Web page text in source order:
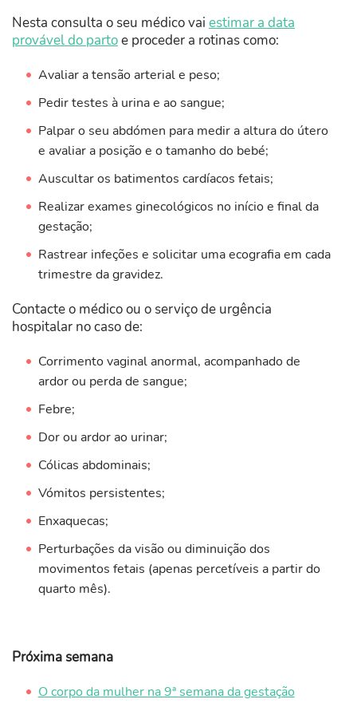
Nesta consulta o seu médico vai estimar a data
provável do partoe proceder a rotinas como:
Avaliar a tensão arterial e peso;
Pedir testes à urina e ao sangue;
Palpar o seu abdómen para medir a altura do útero
e avaliar a posição e o tamanho do bebé;
Auscultar os batimentos cardíacos fetais;
Realizar exames ginecológicos no início e final da
gestação;
Rastrear infeções e solicitar uma ecografia em cada
trimestre da gravidez.
Contacte o médico ou o serviço de urgência
hospitalar no caso de:
Corrimento vaginal anormal, acompanhado de
ardor ou perda de sangue;
Febre;
Dor ou ardor ao urinar;
Cólicas abdominais;
Vómitos persistentes;
Enxaquecas;
Perturbações da visão ou diminuição dos
movimentos fetais (apenas percetíveis a partir do
quarto mês).
Próxima semana
O corpo da mulher na 9ª semana da gestação